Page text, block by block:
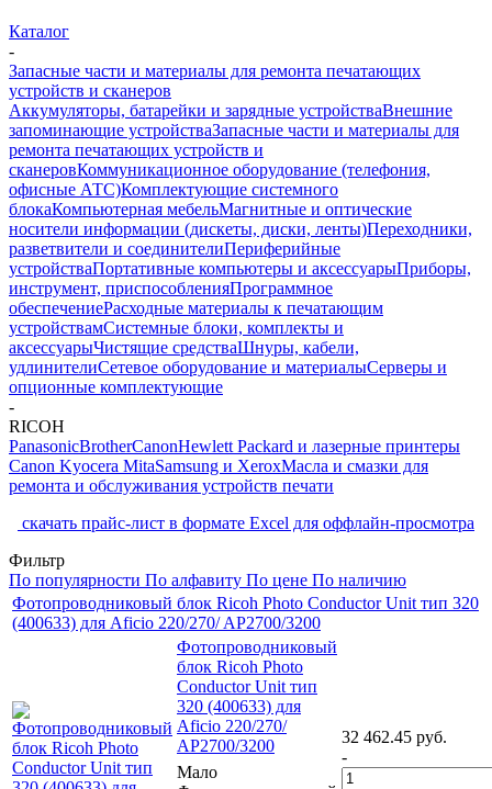
Каталог
-
Запасные части и материалы для ремонта печатающих
устройств и сканеров
Аккумуляторы, батарейки и зарядные устройстваВнешние
запоминающие устройстваЗапасные части и материалы для
ремонта печатающих устройств и
сканеровКоммуникационное оборудование (телефония,
офисные АТС)Комплектующие системного
блокаКомпьютерная мебельМагнитные и оптические
носители информации (дискеты, диски, ленты)Переходники,
разветвители и соединителиПериферийные
устройстваПортативные компьютеры и аксессуарыПриборы,
инструмент, приспособленияПрограммное
обеспечениеРасходные материалы к печатающим
устройствамСистемные блоки, комплекты и
аксессуарыЧистящие средстваШнуры, кабели,
удлинителиСетевое оборудование и материалыСерверы и
опционные комплектующие
-
RICOH
PanasonicBrotherCanonHewlett Packard и лазерные принтеры
Canon Kyocera MitaSamsung и XeroxМасла и смазки для
ремонта и обслуживания устройств печати
скачать прайс-лист в формате Excel для оффлайн-просмотра
Фильтр
По популярности По алфавиту По цене По наличию
Фотопроводниковый блок Ricoh Photo Conductor Unit тип 320
(400633) для Aficio 220/270/ AP2700/3200
Фотопроводниковый
блок Ricoh Photo
Conductor Unit тип
320 (400633) для
Aficio 220/270/
AP2700/3200
Мало
32 462.45 руб.
-